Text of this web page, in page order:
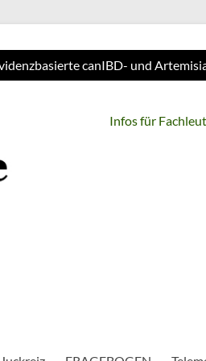
canIBD- und
Infos für